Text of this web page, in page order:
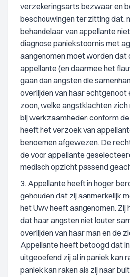
verzekeringsarts bezwaar en
beschouwingen ter zitting dat,
behandelaar van appellante
diagnose paniekstoornis met
aangenomen moet worden dat
appellante (en daarmee het
gaan dan angsten die
overlijden van haar echtgenoot
zoon, welke angstklachten
bij werkzaamheden conform
heeft het verzoek van
benoemen afgewezen. De
de voor appellante
medisch opzicht passend
3. Appellante heeft in hoger
gehouden dat zij aanmerkelijk
het Uwv heeft aangenomen. Zij
dat haar angsten niet louter
overlijden van haar man en de
Appellante heeft betoogd dat
uitgeoefend zij al in paniek kan
paniek kan raken als zij naar